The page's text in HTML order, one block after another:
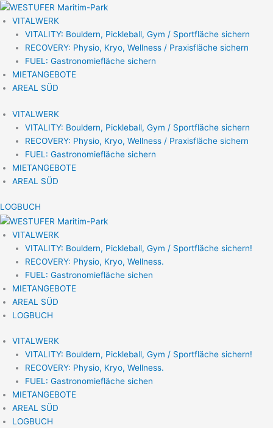
Zum
Inhalt
springen
VITALWERK
VITALITY: Bouldern, Pickleball, Gym / Sportfläche sichern
RECOVERY: Physio, Kryo, Wellness / Praxisfläche sichern
FUEL: Gastronomiefläche sichern
MIETANGEBOTE
AREAL SÜD
VITALWERK
VITALITY: Bouldern, Pickleball, Gym / Sportfläche sichern
RECOVERY: Physio, Kryo, Wellness / Praxisfläche sichern
FUEL: Gastronomiefläche sichern
MIETANGEBOTE
AREAL SÜD
LOGBUCH
VITALWERK
VITALITY: Bouldern, Pickleball, Gym / Sportfläche sichern!
RECOVERY: Physio, Kryo, Wellness.
FUEL: Gastronomiefläche sichen
MIETANGEBOTE
AREAL SÜD
LOGBUCH
VITALWERK
VITALITY: Bouldern, Pickleball, Gym / Sportfläche sichern!
RECOVERY: Physio, Kryo, Wellness.
FUEL: Gastronomiefläche sichen
MIETANGEBOTE
AREAL SÜD
LOGBUCH